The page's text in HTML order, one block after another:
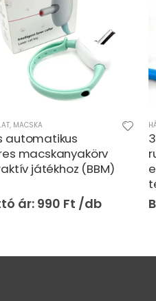
, MACSKA
automatikus
macskanyakörv
játékhoz (BBM)
990 Ft